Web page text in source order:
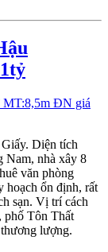
Diện tích
Nam, nhà xây 8
văn phòng
hoạch ổn định, rất
sạn. Vị trí cách
phố Tôn Thất
lượng.